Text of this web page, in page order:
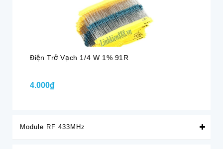
Điện Trở Vạch 1/4 W 1% 91R
4.000₫
Module RF 433MHz